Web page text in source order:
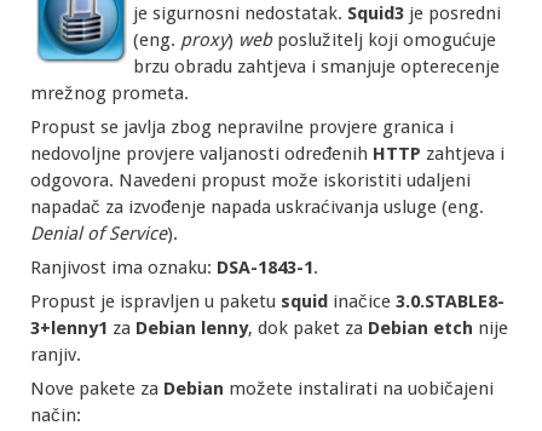
je sigurnosni nedostatak. Squid3 je posredni
(eng. proxy) webposlužitelj koji omogućuje
brzu obradu zahtjeva i smanjuje opterecenje
mrežnog prometa.
Propust se javlja zbog nepravilne provjere granica i
nedovoljne provjere valjanosti određenih HTTP zahtjeva i
odgovora. Navedeni propust može iskoristiti udaljeni
napadač za izvođenje napada uskraćivanja usluge (eng.
Denial of Service).
Ranjivost ima oznaku: DSA-1843-1.
Propust je ispravljen u paketu squid inačice 3.0.STABLE8-
3+lenny1 za Debian lenny, dok paket za Debian etch nije
ranjiv.
Nove pakete za Debian možete instalirati na uobičajeni
način: